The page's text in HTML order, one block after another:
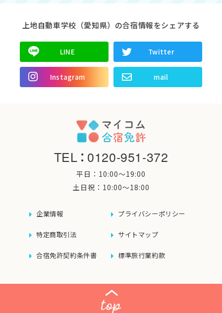
上地自動車学校（愛知県）の合宿情報をシェアする
LINE Twitter
Instagram mail
TEL：0120-951-372
平日：10:00〜19:00
土日祝：10:00〜18:00
企業情報 プライバシーポリシー
特定商取引法 サイトマップ
合宿免許契約条件書 標準旅行業約款